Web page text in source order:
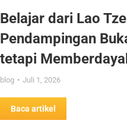
Belajar dari Lao
Pendampingan
tetapi
blog Juli 1, 2026
Baca artikel